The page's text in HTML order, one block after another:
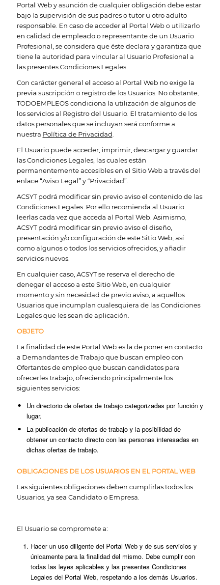
Portal Web y asunción de cualquier obligación debe estar
bajo la supervisión de sus padres o tutor u otro adulto
responsable. En caso de acceder al Portal Web o utilizarlo
en calidad de empleado o representante de un Usuario
Profesional, se considera que éste declara y garantiza que
tiene la autoridad para vincular al Usuario Profesional a
las presentes Condiciones Legales.
Con carácter general el acceso al Portal Web no exige la
previa suscripción o registro de los Usuarios. No obstante,
TODOEMPLEOS condiciona la utilización de algunos de
los servicios al Registro del Usuario. El tratamiento de los
datos personales que se incluyan será conforme a
nuestra Política de Privacidad
El Usuario puede acceder, imprimir, descargar y guardar
las Condiciones Legales, las cuales están
permanentemente accesibles en el Sitio Web a través del
enlace “Aviso Legal” y “Privacidad”.
ACSYT podrá modificar sin previo aviso el contenido de las
Condiciones Legales. Por ello recomienda al Usuario
leerlas cada vez que acceda al Portal Web. Asimismo,
ACSYT podrá modificar sin previo aviso el diseño,
presentación y/o configuración de este Sitio Web, así
como algunos o todos los servicios ofrecidos, y añadir
servicios nuevos.
En cualquier caso, ACSYT se reserva el derecho de
denegar el acceso a este Sitio Web, en cualquier
momento y sin necesidad de previo aviso, a aquellos
Usuarios que incumplan cualesquiera de las Condiciones
Legales que les sean de aplicación.
OBJETO
La finalidad de este Portal Web es la de poner en contacto
a Demandantes de Trabajo que buscan empleo con
Ofertantes de empleo que buscan candidatos para
ofrecerles trabajo, ofreciendo principalmente los
siguientes servicios:
Un directorio de ofertas de trabajo categorizadas por función y
lugar.
La publicación de ofertas de trabajo y la posibilidad de
obtener un contacto directo con las personas interesadas en
dichas ofertas de trabajo.
OBLIGACIONES DE LOS USUARIOS EN EL PORTAL WEB
Las siguientes obligaciones deben cumplirlas todos los
Usuarios, ya sea Candidato o Empresa.
El Usuario se compromete a:
Hacer un uso diligente del Portal Web y de sus servicios y
únicamente para la finalidad del mismo. Debe cumplir con
todas las leyes aplicables y las presentes Condiciones
Legales del Portal Web, respetando a los demás Usuarios.